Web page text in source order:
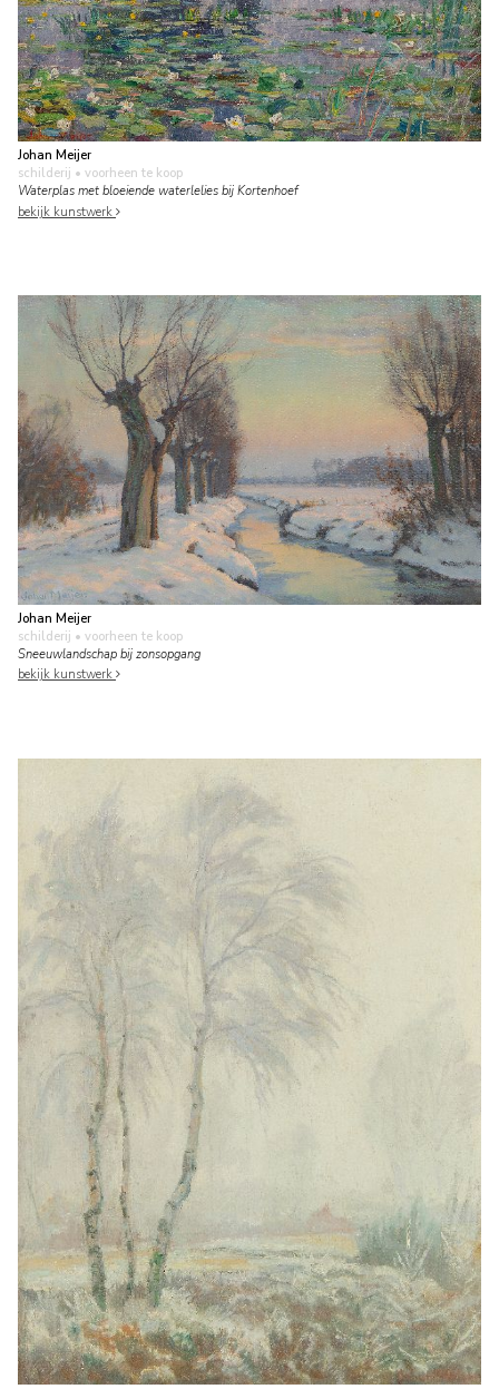
Johan Meijer
schilderij • voorheen te koop
Waterplas met bloeiende waterlelies bij Kortenhoef
bekijk kunstwerk
Johan Meijer
schilderij • voorheen te koop
Sneeuwlandschap bij zonsopgang
bekijk kunstwerk